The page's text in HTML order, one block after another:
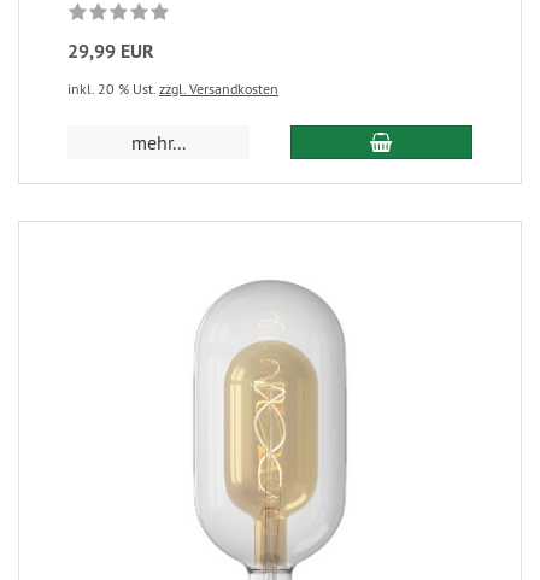
29,99 EUR
inkl. 20 % Ust. zzgl. Versandkosten
mehr...